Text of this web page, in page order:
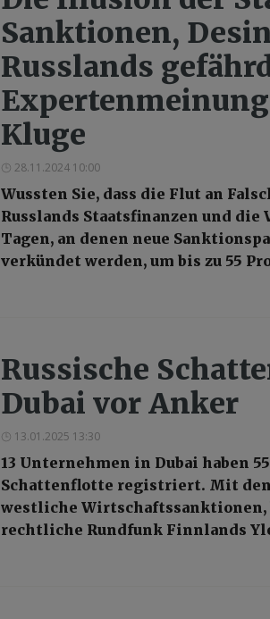
Sanktionen,
Russlands
Kluge
28.11.2024 10:00
Wussten Sie, dass die Flut an
Russlands Staatsfinanzen und
Tagen, an denen neue
verkündet werden, um bis zu 55
Russische
Dubai vor Anker
13.01.2025 13:30
13 Unternehmen in Dubai haben
Schattenflotte registriert. Mit
westliche
rechtliche Rundfunk Finnlands